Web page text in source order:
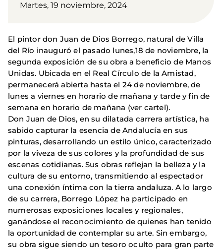
Martes, 19 noviembre, 2024
El pintor don Juan de Dios Borrego, natural de Villa
del Río inauguró el pasado lunes,18 de noviembre, la
segunda exposición de su obra a beneficio de Manos
Unidas. Ubicada en el Real Círculo de la Amistad,
permanecerá abierta hasta el 24 de noviembre, de
lunes a viernes en horario de mañana y tarde y fin de
semana en horario de mañana (ver cartel).
Don Juan de Dios, en su dilatada carrera artística, ha
sabido capturar la esencia de Andalucía en sus
pinturas, desarrollando un estilo único, caracterizado
por la viveza de sus colores y la profundidad de sus
escenas cotidianas. Sus obras reflejan la belleza y la
cultura de su entorno, transmitiendo al espectador
una conexión íntima con la tierra andaluza. A lo largo
de su carrera, Borrego López ha participado en
numerosas exposiciones locales y regionales,
ganándose el reconocimiento de quienes han tenido
la oportunidad de contemplar su arte. Sin embargo,
su obra sigue siendo un tesoro oculto para gran parte